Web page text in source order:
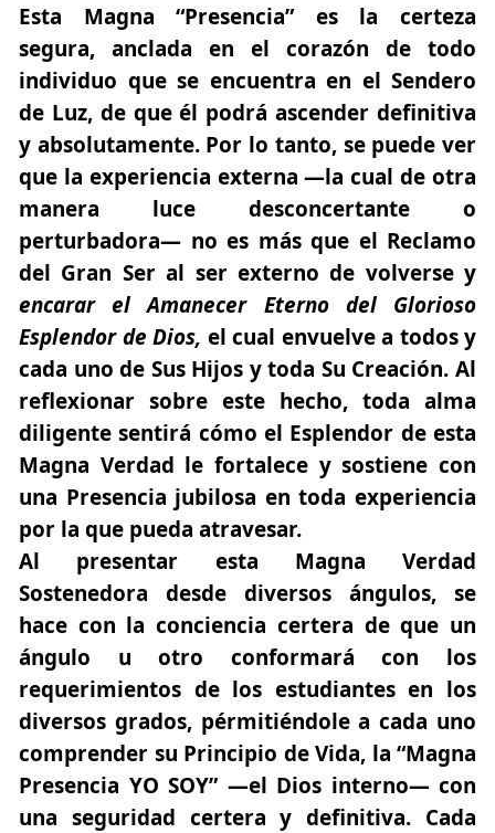
Esta Magna “Presencia” es la certeza
segura, anclada en el corazón de todo
individuo que se encuentra en el Sendero
de Luz, de que él podrá ascender definitiva
y absolutamente. Por lo tanto, se puede ver
que la experiencia externa —la cual de otra
manera luce desconcertante o
perturbadora— no es más que el Reclamo
del Gran Ser al ser externo de volverse y
encarar el Amanecer Eterno del Glorioso
Esplendor de Dios, el cual envuelve a todos y
cada uno de Sus Hijos y toda Su Creación. Al
reflexionar sobre este hecho, toda alma
diligente sentirá cómo el Esplendor de esta
Magna Verdad le fortalece y sostiene con
una Presencia jubilosa en toda experiencia
por la que pueda atravesar.
Al presentar esta Magna Verdad
Sostenedora desde diversos ángulos, se
hace con la conciencia certera de que un
ángulo u otro conformará con los
requerimientos de los estudiantes en los
diversos grados, pérmitiéndole a cada uno
comprender su Principio de Vida, la “Magna
Presencia YO SOY” —el Dios interno— con
una seguridad certera y definitiva. Cada